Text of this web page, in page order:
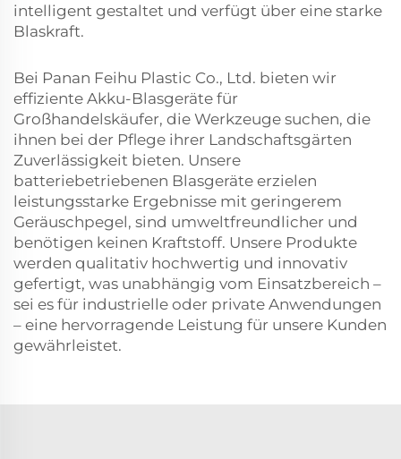
intelligent gestaltet und verfügt über eine starke
Blaskraft.
Bei Panan Feihu Plastic Co., Ltd. bieten wir
effiziente Akku-Blasgeräte für
Großhandelskäufer, die Werkzeuge suchen, die
ihnen bei der Pflege ihrer Landschaftsgärten
Zuverlässigkeit bieten. Unsere
batteriebetriebenen Blasgeräte erzielen
leistungsstarke Ergebnisse mit geringerem
Geräuschpegel, sind umweltfreundlicher und
benötigen keinen Kraftstoff. Unsere Produkte
werden qualitativ hochwertig und innovativ
gefertigt, was unabhängig vom Einsatzbereich –
sei es für industrielle oder private Anwendungen
– eine hervorragende Leistung für unsere Kunden
gewährleistet.